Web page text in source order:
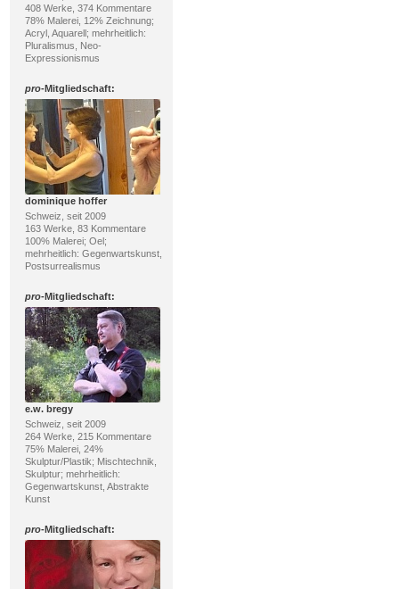
408 Werke, 374 Kommentare
78% Malerei, 12% Zeichnung;
Acryl, Aquarell; mehrheitlich:
Pluralismus, Neo-
Expressionismus
pro-Mitgliedschaft:
dominique hoffer
Schweiz, seit 2009
163 Werke, 83 Kommentare
100% Malerei; Oel;
mehrheitlich: Gegenwartskunst,
Postsurrealismus
pro-Mitgliedschaft:
e.w. bregy
Schweiz, seit 2009
264 Werke, 215 Kommentare
75% Malerei, 24%
Skulptur/Plastik; Mischtechnik,
Skulptur; mehrheitlich:
Gegenwartskunst, Abstrakte
Kunst
pro-Mitgliedschaft: